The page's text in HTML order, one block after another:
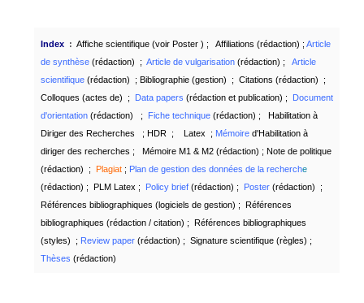
Index : Affiche scientifique (voir Poster ) ; Affiliations (rédaction) ; Article
de synthèse (rédaction) ; Article de vulgarisation (rédaction) ; Article
scientifique (rédaction) ; Bibliographie (gestion) ; Citations (rédaction) ;
Colloques (actes de) ; Data papers (rédaction et publication) ; Document
d'orientation (rédaction) ; Fiche technique (rédaction) ; Habilitation à
Diriger des Recherches ; HDR ; Latex ; Mémoire d'Habilitation à
diriger des recherches ; Mémoire M1 & M2 (rédaction) ; Note de politique
(rédaction) ; Plagiat ; Plan de gestion des données de la recherche
(rédaction) ; PLM Latex ; Policy brief (rédaction) ; Poster (rédaction) ;
Références bibliographiques (logiciels de gestion) ; Références
bibliographiques (rédaction / citation) ; Références bibliographiques
(styles) ; Review paper (rédaction) ; Signature scientifique (règles) ;
Thèses (rédaction)